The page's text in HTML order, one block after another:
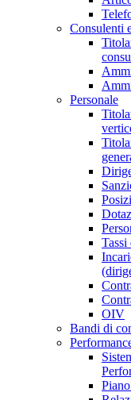
Consulenti
Personale
Tassi
OIV
Bandi di